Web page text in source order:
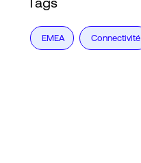
EMEA Connectivité